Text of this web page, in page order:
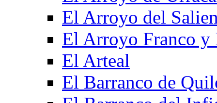
El Arroyo del
El Arroyo Franco y
El Arteal
El Barranco de